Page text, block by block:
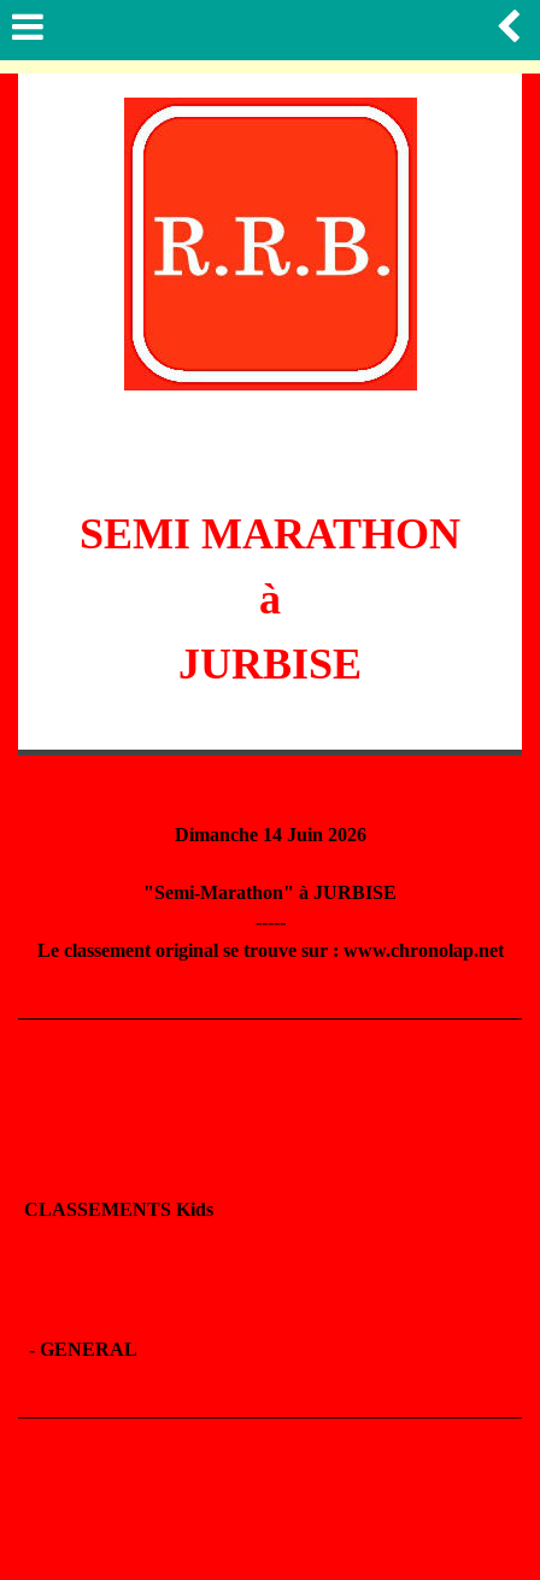
SEMI MARATHON
à
JURBISE
Dimanche 14 Juin 2026
"Semi-Marathon" à JURBISE
-----
Le classement original se trouve sur : www.chronolap.net
CLASSEMENTS Kids
- GENERAL